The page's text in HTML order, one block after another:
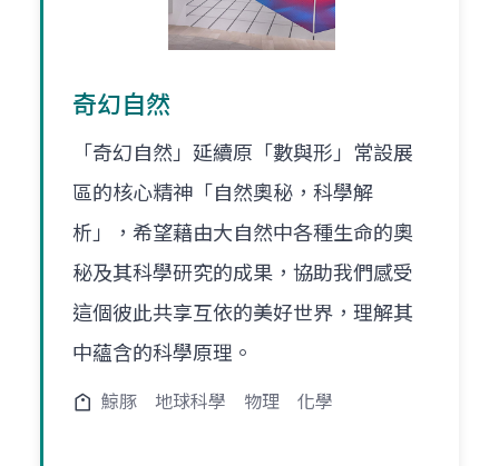
奇幻自然
「奇幻自然」延續原「數與形」常設展
區的核心精神「自然奧秘，科學解
析」，希望藉由大自然中各種生命的奧
秘及其科學研究的成果，協助我們感受
這個彼此共享互依的美好世界，理解其
中蘊含的科學原理。
鯨豚 地球科學 物理 化學